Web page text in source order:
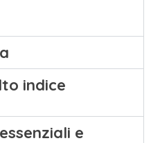
indice
e